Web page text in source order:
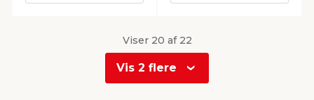
Viser 20 af 22
Vis 2 flere